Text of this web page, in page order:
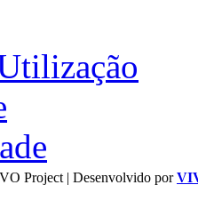
Project | Desenvolvido por